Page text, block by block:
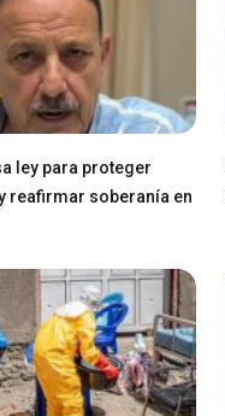
ley para proteger
reafirmar soberanía en